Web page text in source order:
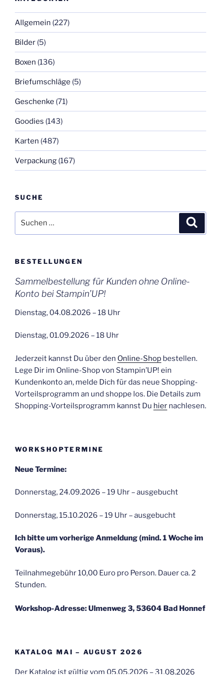
Allgemein (227)
Bilder (5)
Boxen (136)
Briefumschläge (5)
Geschenke (71)
Goodies (143)
Karten (487)
Verpackung (167)
SUCHE
nach:
BESTELLUNGEN
Sammelbestellung für Kunden ohne Online-
Konto bei Stampin’UP!
Dienstag, 04.08.2026 – 18 Uhr
Dienstag, 01.09.2026 – 18 Uhr
Jederzeit kannst Du über den Online-Shop bestellen.
Lege Dir im Online-Shop von Stampin’UP! ein
Kundenkonto an, melde Dich für das neue Shopping-
Vorteilsprogramm an und shoppe los. Die Details zum
Shopping-Vorteilsprogramm kannst Du hier nachlesen.
WORKSHOPTERMINE
Neue Termine:
Donnerstag, 24.09.2026 – 19 Uhr – ausgebucht
Donnerstag, 15.10.2026 – 19 Uhr – ausgebucht
Ich bitte um vorherige Anmeldung (mind. 1 Woche im
Voraus).
Teilnahmegebühr 10,00 Euro pro Person. Dauer ca. 2
Stunden.
Workshop-Adresse: Ulmenweg 3, 53604 Bad Honnef
KATALOG MAI – AUGUST 2026
Der Katalog ist gültig vom 05.05.2026 – 31.08.2026